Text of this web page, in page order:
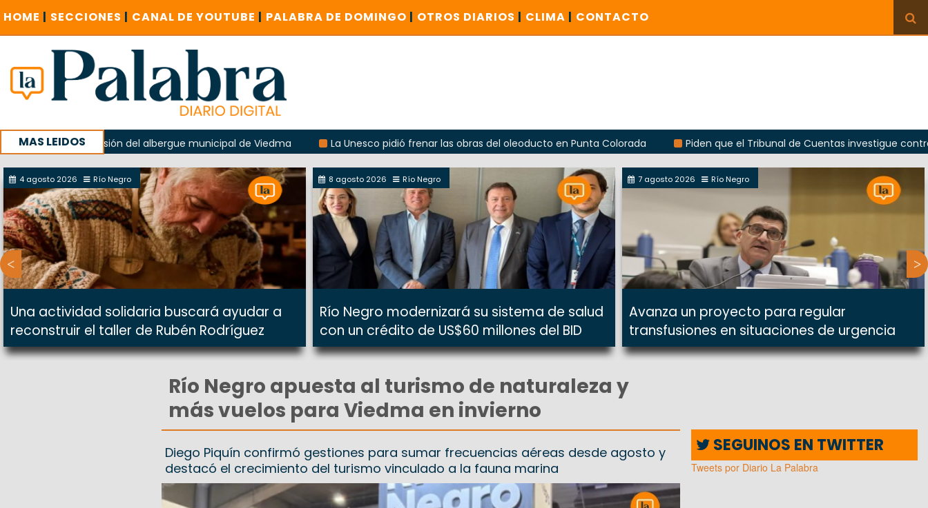
HOME | SECCIONES | CANAL DE YOUTUBE | PALABRA DE DOMINGO | OTROS DIARIOS | CLIMA | CONTACTO
MAS LEIDOS
la explosión del albergue municipal de Viedma La Unesco pidió frenar las obras del oleoducto en Punta Colorada
Piden que el Tribunal de Cuentas investigue contratación
con un encuentro provincial en Roca
4 agosto 2026 Río Negro
Una actividad solidaria buscará ayudar a
reconstruir el taller de Rubén Rodríguez
8 agosto 2026 Río Negro
Río Negro modernizará su sistema de salud
con un crédito de US$60 millones del BID
7 agosto 2026 Río Negro
Avanza un proyecto para regular
transfusiones en situaciones de urgencia
Río Negro apuesta al turismo de naturaleza y
más vuelos para Viedma en invierno
Diego Piquín confirmó gestiones para sumar frecuencias aéreas desde agosto y
destacó el crecimiento del turismo vinculado a la fauna marina
SEGUINOS EN TWITTER
Tweets por Diario La Palabra